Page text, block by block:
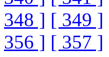
348 ] [ 349 ]
356 ] [ 357 ]